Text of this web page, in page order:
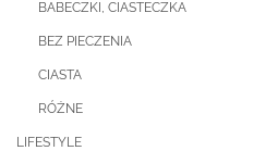
BABECZKI, CIASTECZKA
BEZ PIECZENIA
CIASTA
RÓŻNE
LIFESTYLE